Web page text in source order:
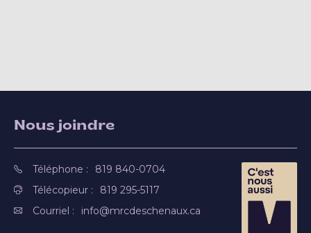
Nous joindre
Téléphone :
819 840-0704
Télécopieur :
819 295-5117
Courriel :
info@mrcdeschenaux.ca